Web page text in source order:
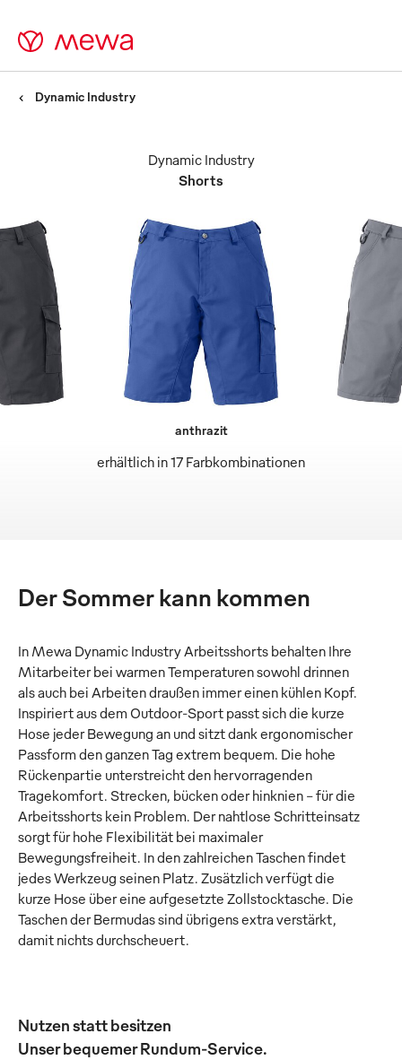
Dynamic Industry
Shorts
Dynamic Industry
erhältlich in 17 Farbkombinationen
anthrazit
Der Sommer kann kommen
In Mewa Dynamic Industry Arbeitsshorts behalten Ihre
Mitarbeiter bei warmen Temperaturen sowohl drinnen
als auch bei Arbeiten draußen immer einen kühlen Kopf.
Inspiriert aus dem Outdoor-Sport passt sich die kurze
Hose jeder Bewegung an und sitzt dank ergonomischer
Passform den ganzen Tag extrem bequem. Die hohe
Rückenpartie unterstreicht den hervorragenden
Tragekomfort. Strecken, bücken oder hinknien – für die
Arbeitsshorts kein Problem. Der nahtlose Schritteinsatz
sorgt für hohe Flexibilität bei maximaler
Bewegungsfreiheit. In den zahlreichen Taschen findet
jedes Werkzeug seinen Platz. Zusätzlich verfügt die
kurze Hose über eine aufgesetzte Zollstocktasche. Die
Taschen der Bermudas sind übrigens extra verstärkt,
damit nichts durchscheuert.
Nutzen statt besitzen
Unser bequemer Rundum-Service.